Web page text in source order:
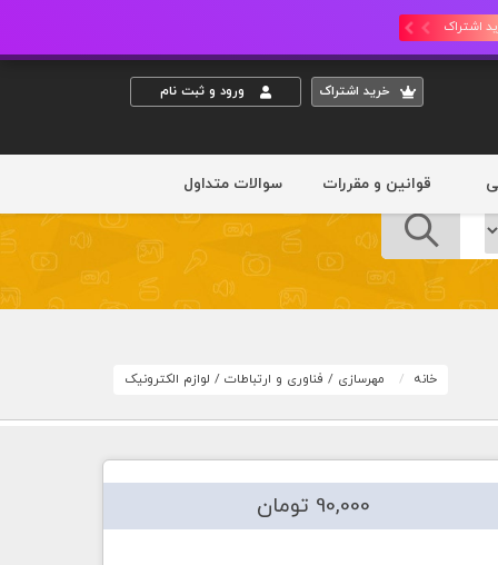
اشتراک
خريد اشتراک ورود و ثبت نام
قوانین و مقررات سوالات متداول
خانه مهرسازی / فناوری و ارتباطات / لوازم الکترونیک
90,000 تومان